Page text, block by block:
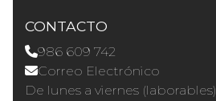
CONTACTO
986 609 742
Correo Electrónico
De lunes a viernes (laborables)